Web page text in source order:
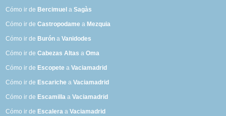
Cómo ir de Bercimuel aSagàs
Cómo ir deCastropodame a Mezquia
Cómo ir de Burón aVanidodes
Cómo ir deCabezas Altas aOma
Cómo ir de Escopete aVaciamadrid
Cómo ir de Escariche aVaciamadrid
Cómo ir de Escamilla aVaciamadrid
Cómo ir de Escalera aVaciamadrid